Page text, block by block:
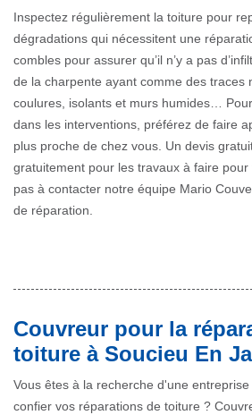
Inspectez régulièrement la toiture pour
dégradations qui nécessitent une
combles pour assurer qu’il n’y a pas
de la charpente ayant comme des traces
coulures, isolants et murs humides…
dans les interventions, préférez de faire
plus proche de chez vous. Un devis
gratuitement pour les travaux à faire
pas à contacter notre équipe Mario
de réparation.
Couvreur pour la
toiture à Soucieu En
Vous êtes à la recherche d'une
confier vos réparations de toiture ?